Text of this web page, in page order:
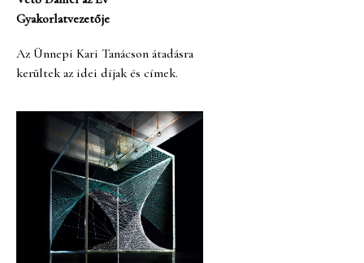
Gyakorlatvezetője
Az Ünnepi Kari Tanácson átadásra
kerültek az idei díjak és címek.